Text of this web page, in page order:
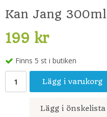
Kan Jang 300ml
199 kr
Finns 5 st i butiken
Lägg i varukorg
Lägg i önskelista